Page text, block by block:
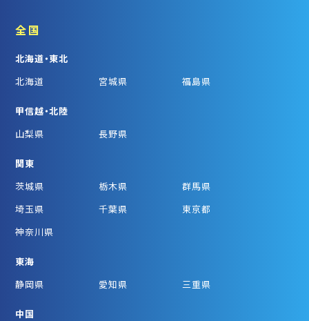
全国
北海道・東北
北海道
宮城県 福島県
甲信越・北陸
山梨県
長野県
関東
茨城県
栃木県
群馬県
埼玉県
千葉県
東京都
神奈川県
東海
静岡県
愛知県 三重県
中国